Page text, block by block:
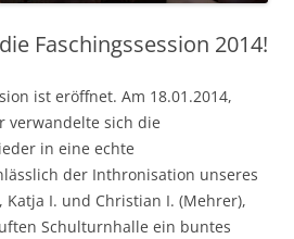
Faschingssession 2014!
ist eröffnet. Am 18.01.2014,
verwandelte sich die
in eine echte
der Inthronisation unseres
Katja I. und Christian I. (Mehrer),
Schulturnhalle ein buntes